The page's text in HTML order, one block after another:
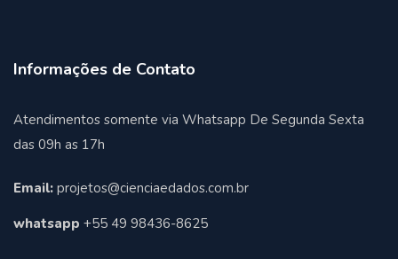
Informações de Contato
Atendimentos somente via Whatsapp De Segunda Sexta
das 09h as 17h
Email: projetos@cienciaedados.com.br
whatsapp +55 49 98436-8625